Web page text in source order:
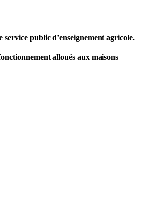
public d’enseignement agricole.
alloués aux maisons